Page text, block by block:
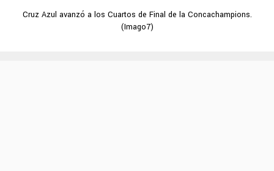
Cruz Azul avanzó a los Cuartos de Final de la Concachampions.
(Imago7)